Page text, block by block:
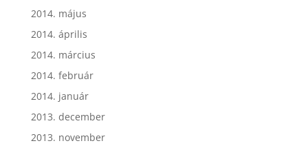
2014. május
2014. április
2014. március
2014. február
2014. január
2013. december
2013. november